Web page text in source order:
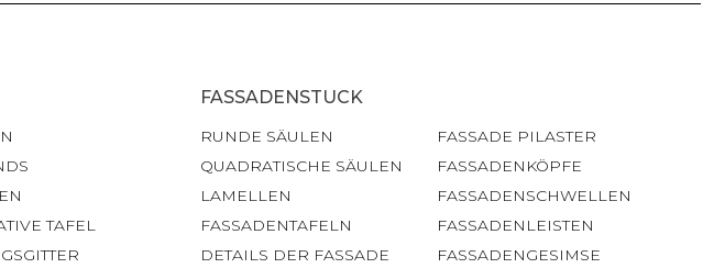
TAFEL
FASSADENSTUCK
RUNDE SÄULEN
QUADRATISCHE SÄULEN
LAMELLEN
FASSADENTAFELN
DETAILS DER FASSADE
FASSADE PILASTER
FASSADENKÖPFE
FASSADENSCHWELLEN
FASSADENLEISTEN
FASSADENGESIMSE